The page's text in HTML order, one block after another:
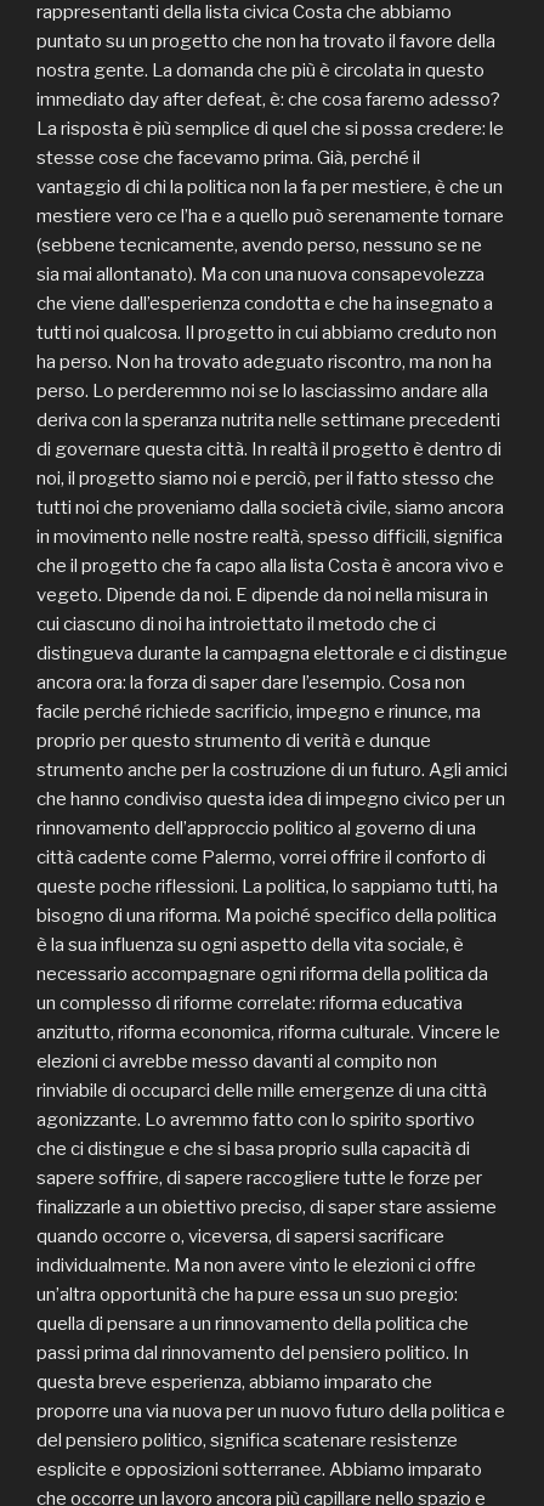
rappresentanti della lista civica Costa che abbiamo
puntato su un progetto che non ha trovato il favore della
nostra gente. La domanda che più è circolata in questo
immediato day after defeat, è: che cosa faremo adesso?
La risposta è più semplice di quel che si possa credere: le
stesse cose che facevamo prima. Già, perché il
vantaggio di chi la politica non la fa per mestiere, è che un
mestiere vero ce l’ha e a quello può serenamente tornare
(sebbene tecnicamente, avendo perso, nessuno se ne
sia mai allontanato). Ma con una nuova consapevolezza
che viene dall’esperienza condotta e che ha insegnato a
tutti noi qualcosa. Il progetto in cui abbiamo creduto non
ha perso. Non ha trovato adeguato riscontro, ma non ha
perso. Lo perderemmo noi se lo lasciassimo andare alla
deriva con la speranza nutrita nelle settimane precedenti
di governare questa città. In realtà il progetto è dentro di
noi, il progetto siamo noi e perciò, per il fatto stesso che
tutti noi che proveniamo dalla società civile, siamo ancora
in movimento nelle nostre realtà, spesso difficili, significa
che il progetto che fa capo alla lista Costa è ancora vivo e
vegeto. Dipende da noi. E dipende da noi nella misura in
cui ciascuno di noi ha introiettato il metodo che ci
distingueva durante la campagna elettorale e ci distingue
ancora ora: la forza di saper dare l’esempio. Cosa non
facile perché richiede sacrificio, impegno e rinunce, ma
proprio per questo strumento di verità e dunque
strumento anche per la costruzione di un futuro. Agli amici
che hanno condiviso questa idea di impegno civico per un
rinnovamento dell’approccio politico al governo di una
città cadente come Palermo, vorrei offrire il conforto di
queste poche riflessioni. La politica, lo sappiamo tutti, ha
bisogno di una riforma. Ma poiché specifico della politica
è la sua influenza su ogni aspetto della vita sociale, è
necessario accompagnare ogni riforma della politica da
un complesso di riforme correlate: riforma educativa
anzitutto, riforma economica, riforma culturale. Vincere le
elezioni ci avrebbe messo davanti al compito non
rinviabile di occuparci delle mille emergenze di una città
agonizzante. Lo avremmo fatto con lo spirito sportivo
che ci distingue e che si basa proprio sulla capacità di
sapere soffrire, di sapere raccogliere tutte le forze per
finalizzarle a un obiettivo preciso, di saper stare assieme
quando occorre o, viceversa, di sapersi sacrificare
individualmente. Ma non avere vinto le elezioni ci offre
un’altra opportunità che ha pure essa un suo pregio:
quella di pensare a un rinnovamento della politica che
passi prima dal rinnovamento del pensiero politico. In
questa breve esperienza, abbiamo imparato che
proporre una via nuova per un nuovo futuro della politica e
del pensiero politico, significa scatenare resistenze
esplicite e opposizioni sotterranee. Abbiamo imparato
che occorre un lavoro ancora più capillare nello spazio e